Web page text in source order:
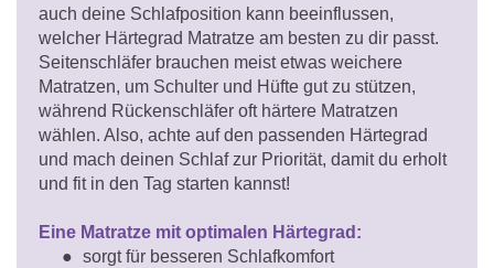
auch deine Schlafposition kann beeinflussen,
welcher Härtegrad Matratze am besten zu dir passt.
Seitenschläfer brauchen meist etwas weichere
Matratzen, um Schulter und Hüfte gut zu stützen,
während Rückenschläfer oft härtere Matratzen
wählen. Also, achte auf den passenden Härtegrad
und mach deinen Schlaf zur Priorität, damit du erholt
und fit in den Tag starten kannst!
Eine Matratze mit optimalen Härtegrad:
sorgt für besseren Schlafkomfort